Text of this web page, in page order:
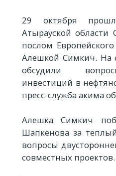
29 октября
Атырауской области
послом
Алешкой Симкич. На
обсудили
инвестиций в
пресс-служба акима
Алешка Симкич
Шапкенова за
вопросы
совместных проектов.